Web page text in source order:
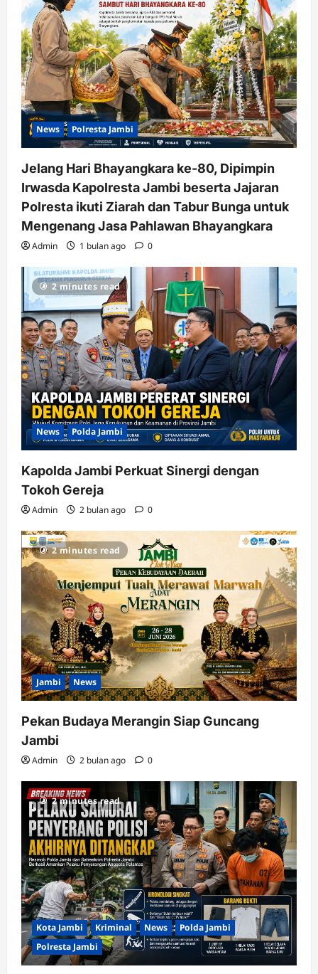
News Polresta Jambi
Jelang Hari Bhayangkara ke-80, Dipimpin
Irwasda Kapolresta Jambi beserta Jajaran
Polresta ikuti Ziarah dan Tabur Bunga untuk
Mengenang Jasa Pahlawan Bhayangkara
Admin 1 bulan ago 0
2 minutes read
News Polda Jambi
Kapolda Jambi Perkuat Sinergi dengan
Tokoh Gereja
Admin 2 bulan ago 0
2 minutes read
Jambi News
Pekan Budaya Merangin Siap Guncang
Jambi
Admin 2 bulan ago 0
2 minutes read
Kota Jambi Kriminal News
Polda Jambi
Polresta Jambi